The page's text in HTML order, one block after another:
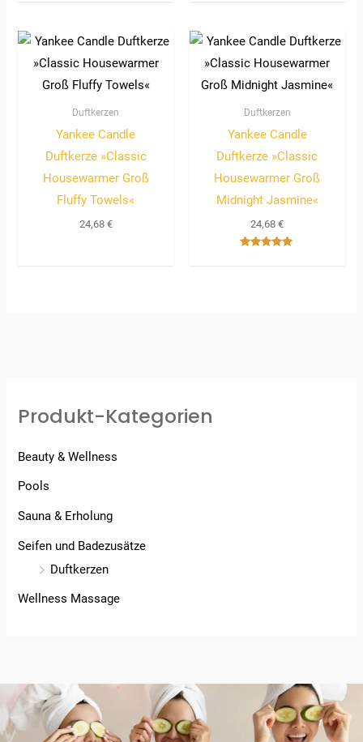
Duftkerzen
Yankee Candle
Duftkerze »Classic
Housewarmer Groß
Fluffy Towels«
24,68 €
Duftkerzen
Yankee Candle
Duftkerze »Classic
Housewarmer Groß
Midnight Jasmine«
24,68€
Produkt-Kategorien
Beauty & Wellness
Pools
Sauna & Erholung
Seifen und Badezusätze
Duftkerzen
Wellness Massage